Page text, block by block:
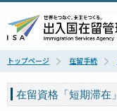
トップページ 在留手続
在留資格「短期滞在」